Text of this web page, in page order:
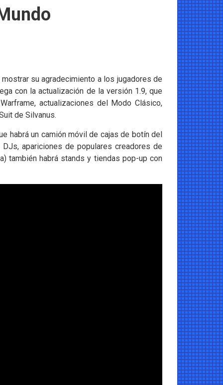
su agradecimiento a los jugadores de
con la actualización de la versión 1.9, que
actualizaciones del Modo Clásico,
de Silvanus.
habrá un camión móvil de cajas de botín del
apariciones de populares creadores de
también habrá stands y tiendas pop-up con